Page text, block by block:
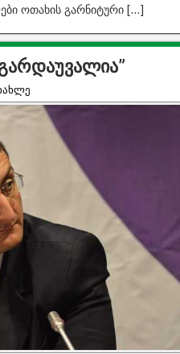
ოთახის გარნიტური […]